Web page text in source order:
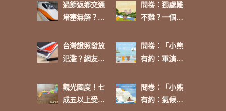
過節返鄉交通
堵塞無解？網
台灣證照發放
氾濫？網友：
進行有效管
理」
觀光國度！七
成五以上受訪
問卷：獨處難
不難？一個人
問卷：「小熊
有約：軍演來
嗎？」
問卷：「小熊
有約：氣候環